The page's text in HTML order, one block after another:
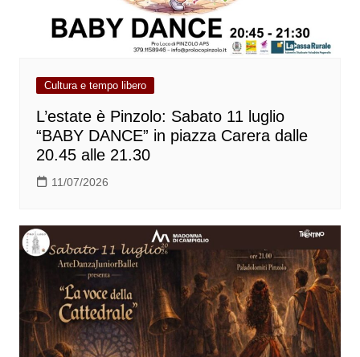
Cultura e tempo libero
L’estate è Pinzolo: Sabato 11 luglio
“BABY DANCE” in piazza Carera dalle
20.45 alle 21.30
11/07/2026